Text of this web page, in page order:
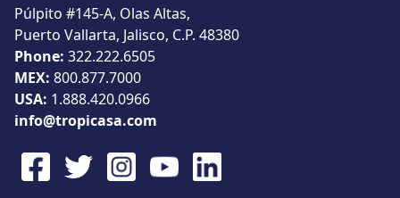
Pie de Playa Buscar usando:
USD
Púlpito #145-A, Olas Altas,
Puerto Vallarta, Jalisco, C.P. 48380
Phone: 322.222.6505
MEX: 800.877.7000
USA: 1.888.420.0966
info@tropicasa.com